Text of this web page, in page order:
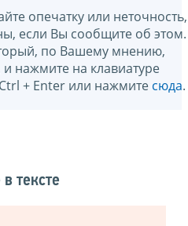
опечатку или неточность,
если Вы сообщите об этом.
по Вашему мнению,
нажмите на клавиатуре
+ Enter или нажмите сюда.
тексте